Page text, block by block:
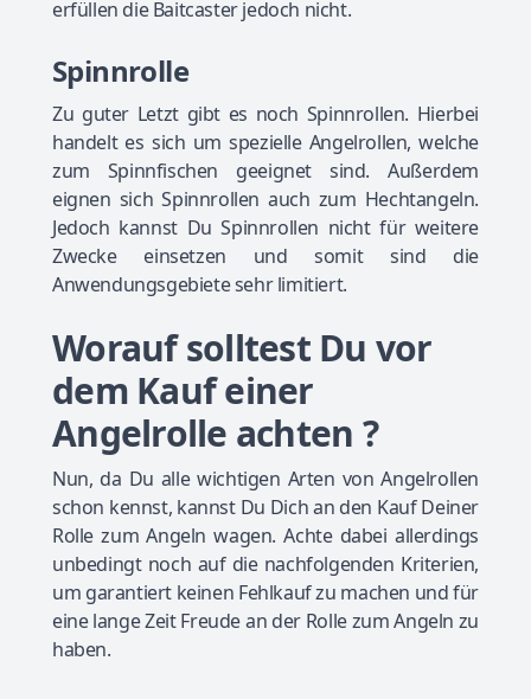
erfüllen die Baitcaster jedoch nicht.
Spinnrolle
Zu guter Letzt gibt es noch Spinnrollen. Hierbei
handelt es sich um spezielle Angelrollen, welche
zum Spinnfischen geeignet sind. Außerdem
eignen sich Spinnrollen auch zum Hechtangeln.
Jedoch kannst Du Spinnrollen nicht für weitere
Zwecke einsetzen und somit sind die
Anwendungsgebiete sehr limitiert.
Worauf solltest Du vor
dem Kauf einer
Angelrolle achten ?
Nun, da Du alle wichtigen Arten von Angelrollen
schon kennst, kannst Du Dich an den Kauf Deiner
Rolle zum Angeln wagen. Achte dabei allerdings
unbedingt noch auf die nachfolgenden Kriterien,
um garantiert keinen Fehlkauf zu machen und für
eine lange Zeit Freude an der Rolle zum Angeln zu
haben.